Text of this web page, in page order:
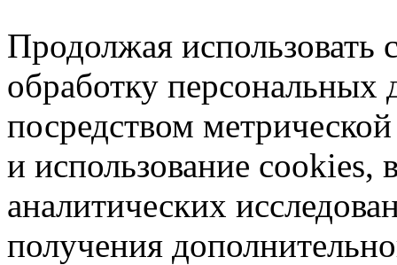
Продолжая использовать
обработку
посредством
и использование cookies,
аналитических
получения